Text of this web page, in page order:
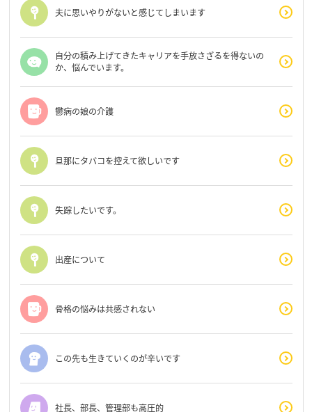
夫に思いやりがないと感じてしまいます
自分の積み上げてきたキャリアを手放さざるを得ないの
か、悩んでいます。
鬱病の娘の介護
旦那にタバコを控えて欲しいです
失踪したいです。
出産について
骨格の悩みは共感されない
この先も生きていくのが辛いです
社長、部長、管理部も高圧的